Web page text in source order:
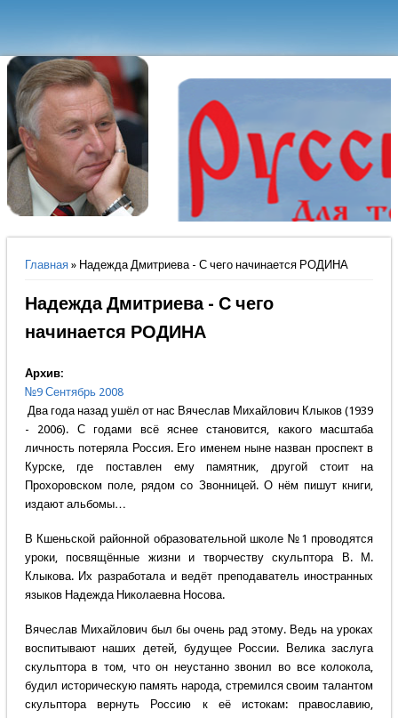
Вы здесь
Главная» Надежда Дмитриева - С чего начинается РОДИНА
Надежда Дмитриева - С чего
начинается РОДИНА
Архив:
№9 Сентябрь 2008
Два года назад ушёл от нас Вячеслав Михайлович Клыков (1939
- 2006). С годами всё яснее становится, какого масштаба
личность потеряла Россия. Его именем ныне назван проспект в
Курске, где поставлен ему памятник, другой стоит на
Прохоровском поле, рядом со Звонницей. О нём пишут книги,
издают альбомы…
В Кшеньской районной образовательной школе №1 проводятся
уроки, посвящённые жизни и творчеству скульптора В. М.
Клыкова. Их разработала и ведёт преподаватель иностранных
языков Надежда Николаевна Носова.
Вячеслав Михайлович был бы очень рад этому. Ведь на уроках
воспитывают наших детей, будущее России. Велика заслуга
скульптора в том, что он неустанно звонил во все колокола,
будил историческую память народа, стремился своим талантом
скульптора вернуть Россию к её истокам: православию,